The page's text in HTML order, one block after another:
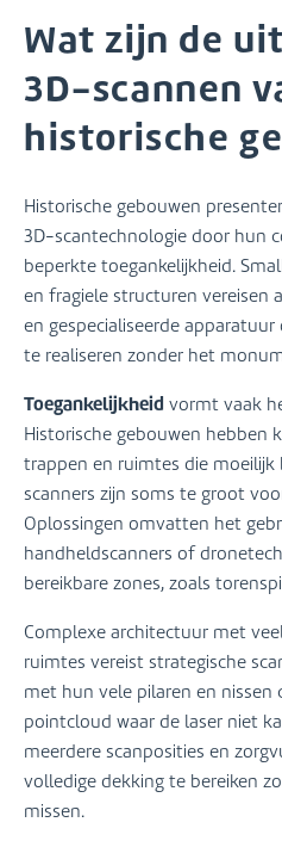
Wat zijn de
3D-scannen
historische
Historische gebouwen
3D-scantechnologie door hun
beperkte toegankelijkheid.
en fragiele structuren vereisen
en gespecialiseerde
te realiseren zonder het
Toegankelijkheid vormt vaak
Historische gebouwen hebben
trappen en ruimtes die moeilijk
scanners zijn soms te groot
Oplossingen omvatten het
handheldscanners of
bereikbare zones, zoals
Complexe architectuur met
ruimtes vereist strategische
met hun vele pilaren en nissen
pointcloud waar de laser niet
meerdere scanposities en
volledige dekking te bereiken
missen.